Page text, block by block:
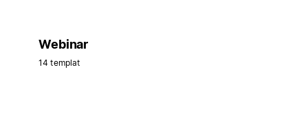
Webinar
14 templat